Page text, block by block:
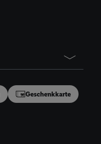
Geschenkkarte